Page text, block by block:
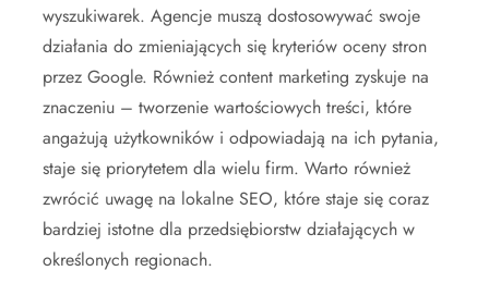
wyszukiwarek. Agencje muszą dostosowywać swoje
działania do zmieniających się kryteriów oceny stron
przez Google. Również content marketing zyskuje na
znaczeniu – tworzenie wartościowych treści, które
angażują użytkowników i odpowiadają na ich pytania,
staje się priorytetem dla wielu firm. Warto również
zwrócić uwagę na lokalne SEO, które staje się coraz
bardziej istotne dla przedsiębiorstw działających w
określonych regionach.